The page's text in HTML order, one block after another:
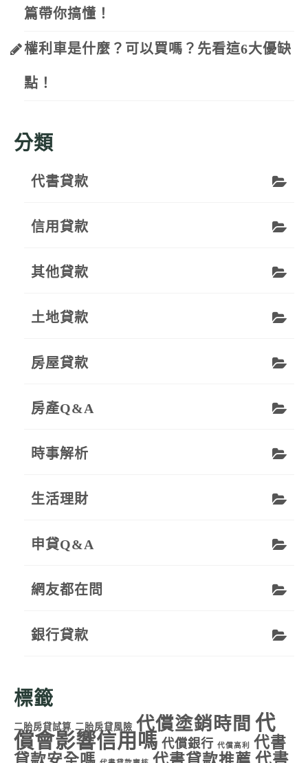
篇帶你搞懂！
權利車是什麼？可以買嗎？先看這6大優缺
點！
分類
代書貸款
信用貸款
其他貸款
土地貸款
房屋貸款
房產Q&A
時事解析
生活理財
申貸Q&A
網友都在問
銀行貸款
標籤
二胎房貸試算 二胎房貸風險 代償塗銷時間 代
償會影響信用嗎 代償銀行 代償高利
代書